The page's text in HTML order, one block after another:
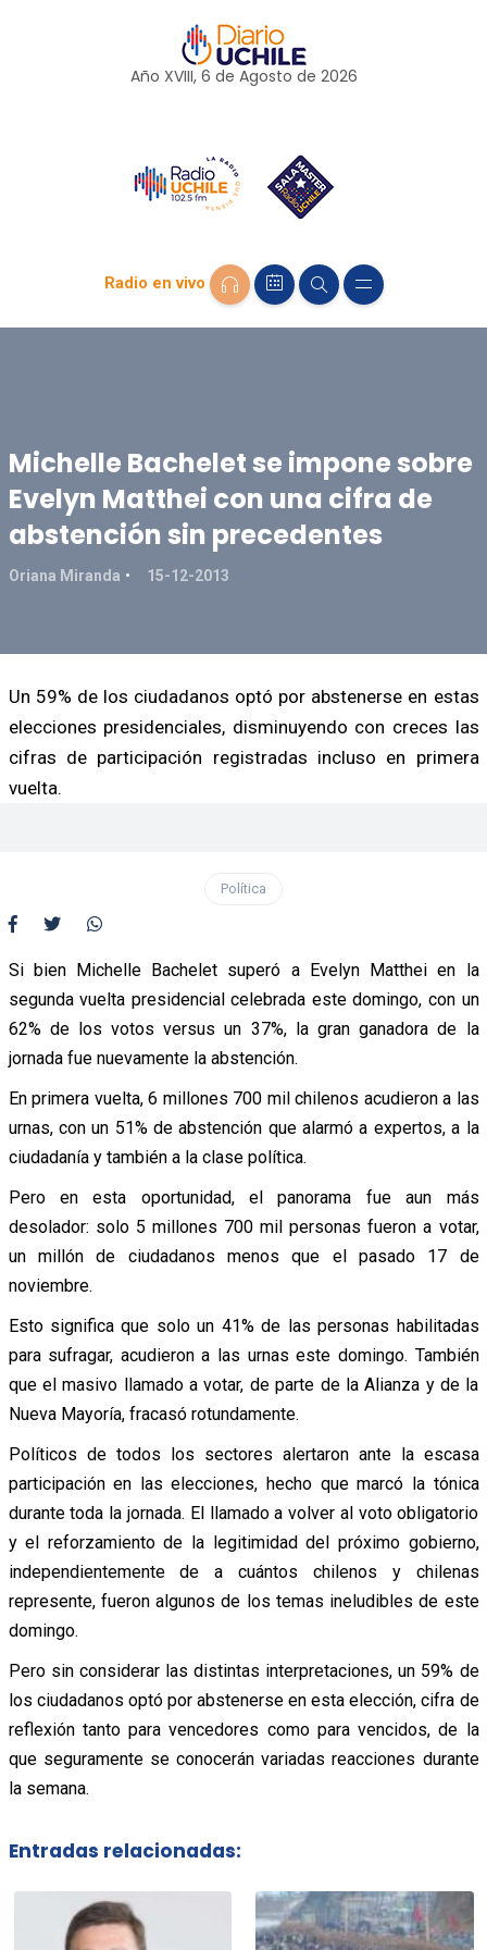
Año XVIII, 6 de Agosto de 2026
Radio en vivo
Michelle Bachelet se impone sobre
Evelyn Matthei con una cifra de
abstención sin precedentes
Oriana Miranda 15-12-2013
Un 59% de los ciudadanos optó por abstenerse en estas
elecciones presidenciales, disminuyendo con creces las
cifras de participación registradas incluso en primera
vuelta.
Política
Si bien Michelle Bachelet superó a Evelyn Matthei en la
segunda vuelta presidencial celebrada este domingo, con un
62% de los votos versus un 37%, la gran ganadora de la
jornada fue nuevamente la abstención.
En primera vuelta, 6 millones 700 mil chilenos acudieron a las
urnas, con un 51% de abstención que alarmó a expertos, a la
ciudadanía y también a la clase política.
Pero en esta oportunidad, el panorama fue aun más
desolador: solo 5 millones 700 mil personas fueron a votar,
un millón de ciudadanos menos que el pasado 17 de
noviembre.
Esto significa que solo un 41% de las personas habilitadas
para sufragar, acudieron a las urnas este domingo. También
que el masivo llamado a votar, de parte de la Alianza y de la
Nueva Mayoría, fracasó rotundamente.
Políticos de todos los sectores alertaron ante la escasa
participación en las elecciones, hecho que marcó la tónica
durante toda la jornada. El llamado a volver al voto obligatorio
y el reforzamiento de la legitimidad del próximo gobierno,
independientemente de a cuántos chilenos y chilenas
represente, fueron algunos de los temas ineludibles de este
domingo.
Pero sin considerar las distintas interpretaciones, un 59% de
los ciudadanos optó por abstenerse en esta elección, cifra de
reflexión tanto para vencedores como para vencidos, de la
que seguramente se conocerán variadas reacciones durante
la semana.
Entradas relacionadas: